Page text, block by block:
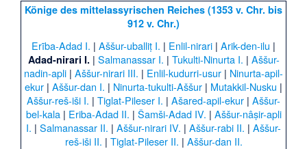
Könige des mittelassyrischen Reiches (1353 v. Chr. bis
912 v. Chr.)
Erība-Adad I. | Aššur-uballiṭ I. | Enlil-nirari | Arik-den-ilu |
Adad-nirari I. | Salmanassar I. | Tukulti-Ninurta I. | Aššur-
nadin-apli | Aššur-nirari III. | Enlil-kudurri-usur | Ninurta-apil-
ekur | Aššur-dan I. | Ninurta-tukulti-Aššur | Mutakkil-Nusku |
Aššur-reš-iši I. | Tiglat-Pileser I. | Ašared-apil-ekur | Aššur-
bel-kala| Eriba-Adad II. | Šamši-Adad IV. | Aššur-nâṣir-apli
I. | Salmanassar II. | Aššur-nirari IV. | Aššur-rabi II. | Aššur-
reš-iši II. | Tiglat-Pileser II. | Aššur-dan II.